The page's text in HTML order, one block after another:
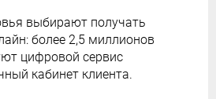
выбирают получать
более 2,5 миллионов
цифровой сервис
кабинет клиента.